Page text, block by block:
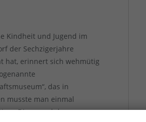
Kindheit und Jugend im
der Sechzigerjahre
hat, erinnert sich wehmütig
das in
musste man einmal
Dinge und den